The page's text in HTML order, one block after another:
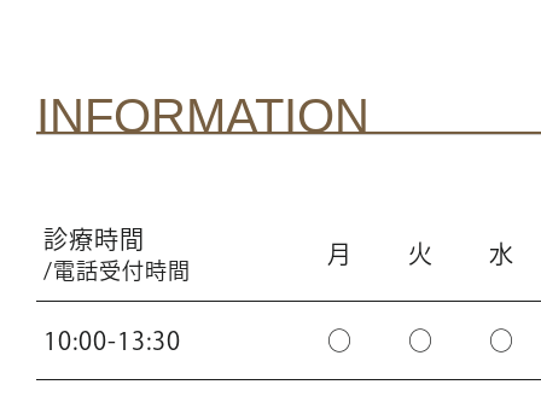
INFORMATION
診療時間
/電話受付時間
月 火 水
10:00-13:30 ○ ○ ○